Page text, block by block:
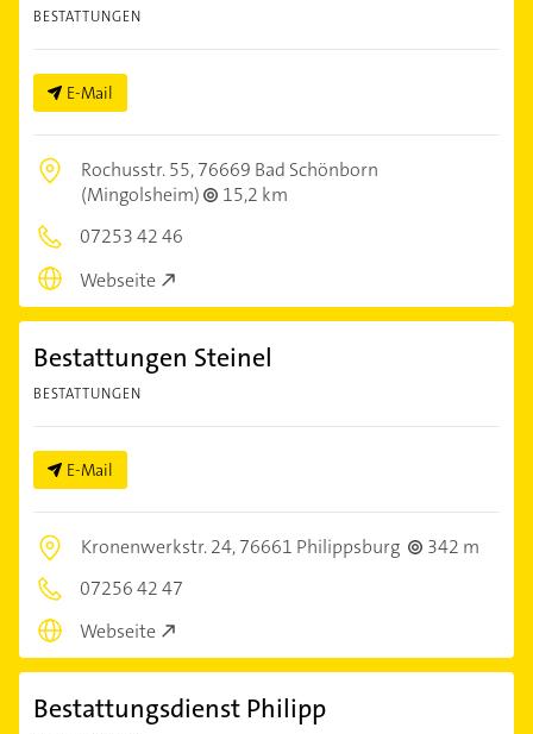
BESTATTUNGEN
E-Mail
Rochusstr. 55,76669 Bad Schönborn
(Mingolsheim)
15,2 km
07253 42 46
Webseite
Bestattungen Steinel
BESTATTUNGEN
E-Mail
Kronenwerkstr. 24,76661 Philippsburg
342 m
07256 42 47
Webseite
Bestattungsdienst Philipp